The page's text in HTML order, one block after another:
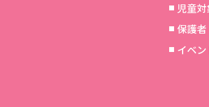
児童対
保護
イベ